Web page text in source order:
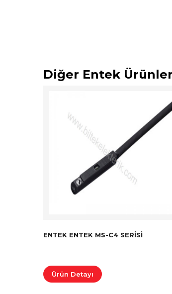
Diğer Entek
ENTEK ENTEK MS-C4 SERISI
Ürün Detayı